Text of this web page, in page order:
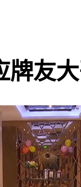
牌友